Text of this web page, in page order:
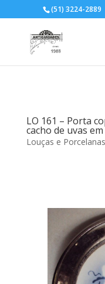
(51) 3224-2889
LO 161 – Porta
cacho de uvas
Louças e Porcelanas